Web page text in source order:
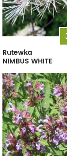
Rutewka
NIMBUS WHITE